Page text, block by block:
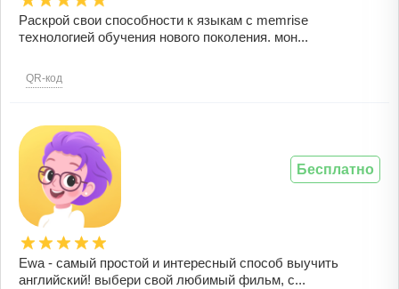
Раскрой свои способности к языкам с memrise
технологией обучения нового поколения. мон...
QR-код
Ewa - самый простой и интересный способ выучить
английский! выбери свой любимый фильм, с...
Бесплатно